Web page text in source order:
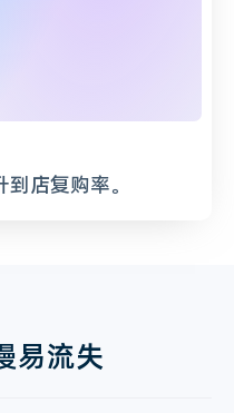
店复购率。
易流失